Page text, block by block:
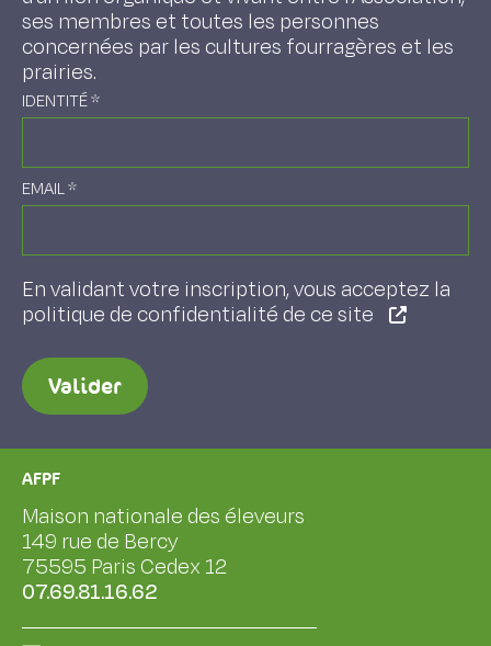
ses membres et toutes les personnes
concernées par les cultures fourragères et les
prairies.
IDENTITÉ*
EMAIL*
En validant votre inscription, vous acceptez la
politique de confidentialité de ce site
Valider
AFPF
Maison nationale des éleveurs
149 rue de Bercy
75595 Paris Cedex 12
07.69.81.16.62